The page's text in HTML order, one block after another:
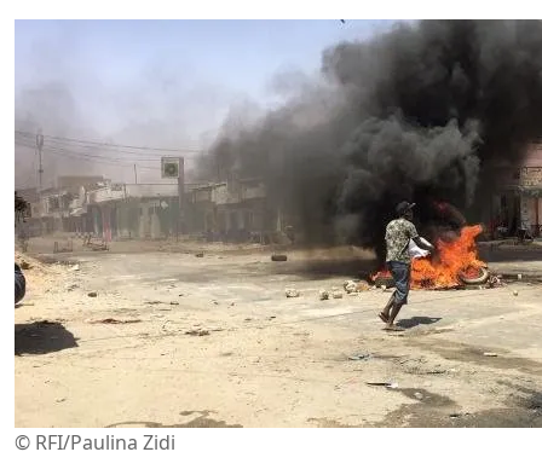
© RFI/Paulina Zidi